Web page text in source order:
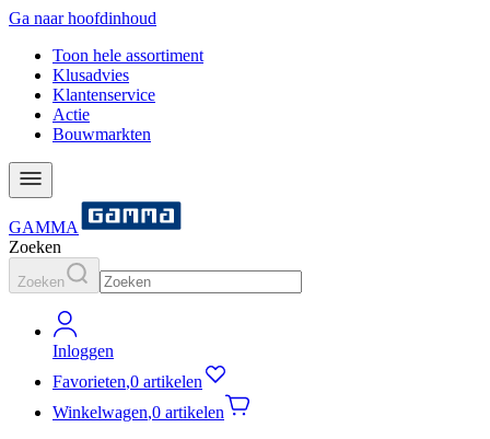
Ga naar hoofdinhoud
Toon hele assortiment
Klusadvies
Klantenservice
Actie
Bouwmarkten
GAMMA
Zoeken
Zoeken
Inloggen
Favorieten,0 artikelen
Winkelwagen,0 artikelen